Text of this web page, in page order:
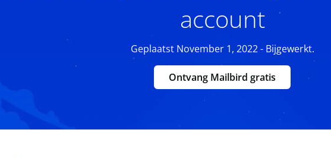
account
Geplaatst November 1, 2022 - Bijgewerkt.
Ontvang Mailbird gratis